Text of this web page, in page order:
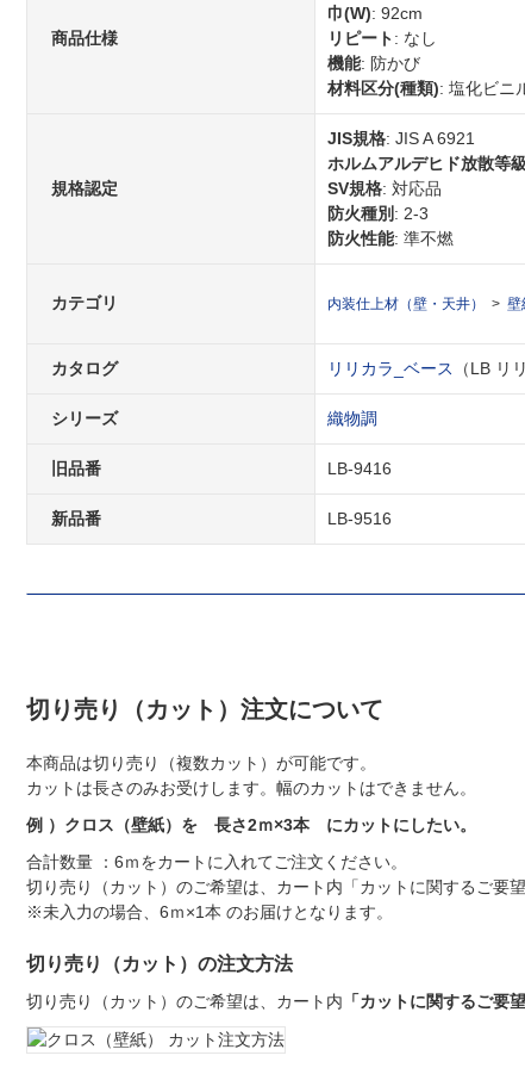
商品仕様
巾(W): 92cm
リピート: なし
機能: 防かび
材料区分(種類): 塩化ビニ
規格認定
JIS規格: JIS A 6921
ホルムアルデヒド放散等級
SV規格: 対応品
防火種別 : 2-3
防火性能: 準不燃
カテゴリ 内装仕上材（壁・天井） 壁
カタログ リリカラ_ベース （LB リ
シリーズ 織物調
旧品番 LB-9416
新品番 LB-9516
切り売り（カット）注文について
本商品は切り売り（複数カット）が可能です。
カットは長さのみお受けします。幅のカットはできません。
例 ）クロス（壁紙）を 長さ2ｍ×3本 にカットにしたい。
合計数量 ：6ｍをカートに入れてご注文ください。
切り売り（カット）のご希望は、カート内「カットに関するご要
※未入力の場合、6ｍ×1本 のお届けとなります。
切り売り（カット）の注文方法
切り売り（カット）のご希望は、カート内 「カットに関するご要